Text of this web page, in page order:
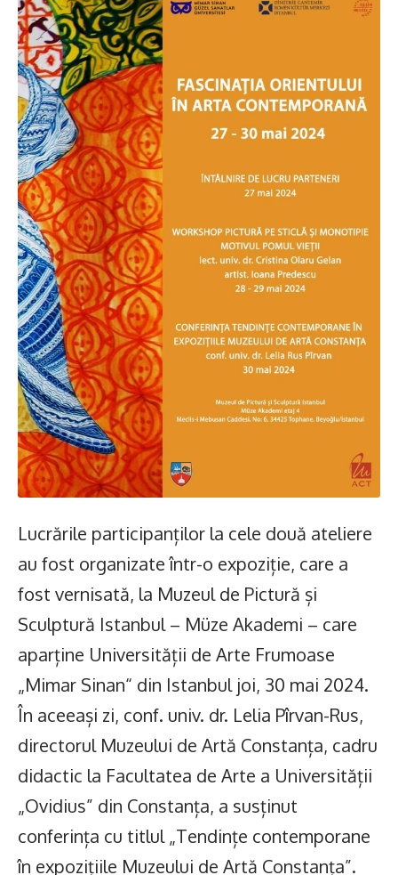
Lucrările participanților la cele două ateliere
au fost organizate într-o expoziție, care a
fost vernisată, la Muzeul de Pictură și
Sculptură Istanbul – Müze Akademi – care
aparține Universității de Arte Frumoase
„Mimar Sinan“ din Istanbul joi, 30 mai 2024.
În aceeași zi, conf. univ. dr. Lelia Pîrvan-Rus,
directorul Muzeului de Artă Constanța, cadru
didactic la Facultatea de Arte a Universității
„Ovidius” din Constanța, a susținut
conferința cu titlul „Tendințe contemporane
în expozițiile Muzeului de Artă Constanța”.